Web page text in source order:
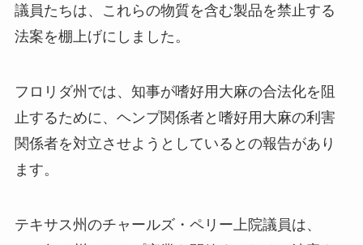
議員たちは、これらの物質を含む製品を禁止する
法案を棚上げにしました。
フロリダ州では、知事が嗜好用大麻の合法化を阻
止するために、ヘンプ関係者と嗜好用大麻の利害
関係者を対立させようとしているとの報告があり
ます。
テキサス州のチャールズ・ペリー上院議員は、